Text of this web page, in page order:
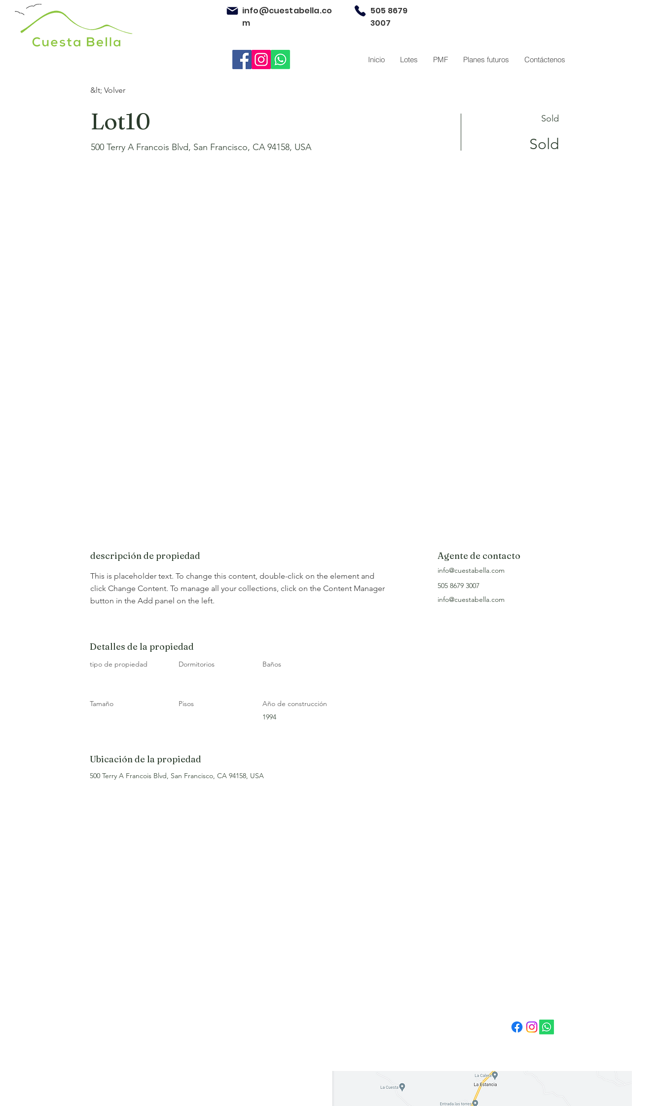
info@cuestabella.co
m
505 8679
3007
Inicio Lotes PMF Planes futuros Contáctenos
&lt; Volver
Lot10
500 Terry A Francois Blvd, San Francisco, CA 94158, USA
Sold
Sold
descripción de propiedad
This is placeholder text. To change this content, double-click on the element and
click Change Content. To manage all your collections, click on the Content Manager
button in the Add panel on the left.
Agente de contacto
info@cuestabella.com
505 8679 3007
info@cuestabella.com
Detalles de la propiedad
tipo de propiedad Dormitorios Baños
Tamaño Pisos
Año de construcción
1994
Ubicación de la propiedad
500 Terry A Francois Blvd, San Francisco, CA 94158, USA